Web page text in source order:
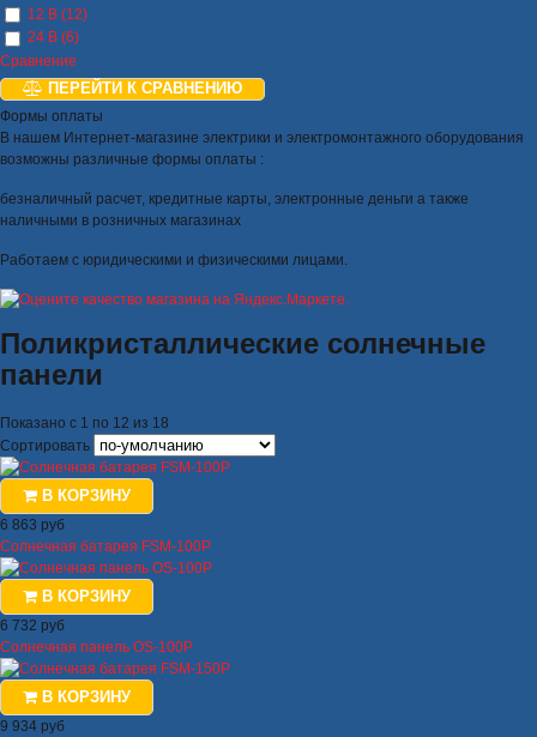
12 В (12)
24 В (6)
Сравнение
ПЕРЕЙТИ К СРАВНЕНИЮ
Формы оплаты
В нашем Интернет-магазине электрики и электромонтажного оборудования
возможны различные формы оплаты :
безналичный расчет, кредитные карты, электронные деньги а также
наличными в розничных магазинах
Работаем с юридическими и физическими лицами.
Поликристаллические солнечные
панели
Показано с 1 по 12 из 18
Сортировать
В КОРЗИНУ
6 863 руб
Солнечная батарея FSM-100P
В КОРЗИНУ
6 732 руб
Солнечная панель OS-100P
В КОРЗИНУ
9 934 руб